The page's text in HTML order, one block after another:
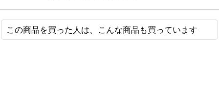
この商品を買った人は、こんな商品も買っています